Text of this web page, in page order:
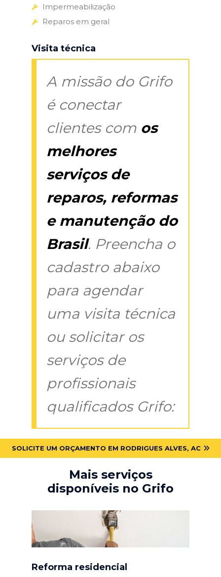
Impermeabilização
Reparos em geral
Visita técnica
A missão do Grifo
é conectar
clientes com os
melhores
serviços de
reparos, reformas
e manutenção do
Brasil. Preencha o
cadastro abaixo
para agendar
uma visita técnica
ou solicitar os
serviços de
profissionais
qualificados Grifo:
SOLICITE UM ORÇAMENTO EM RODRIGUES ALVES, AC
Mais serviços
disponíveis no Grifo
Reforma residencial